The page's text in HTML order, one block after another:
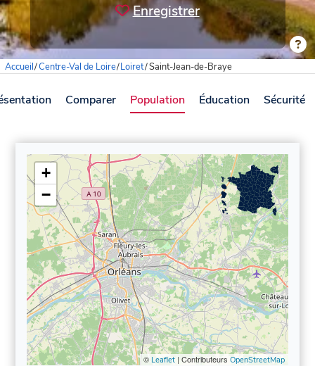
Enregistrer
Accueil/Centre-Val de Loire/Loiret/Saint-Jean-de-Braye
Comparer Population Éducation Sécurité
+
−
© Leaflet| Contributeurs OpenStreetMap